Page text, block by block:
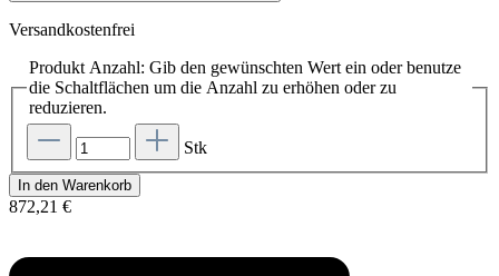
Versandkostenfrei
Produkt Anzahl: Gib den gewünschten Wert ein oder benutze
die Schaltflächen um die Anzahl zu erhöhen oder zu
reduzieren.
Stk
In den Warenkorb
872,21 €